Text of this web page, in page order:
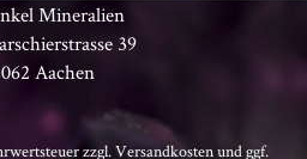
Mineralien
39
Aachen
zzgl.Versandkostenund ggf.